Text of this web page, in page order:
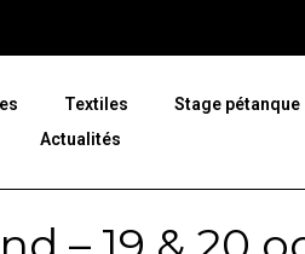
Textiles Stage pétanque
Actualités